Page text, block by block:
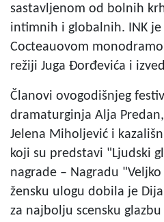
sastavljenom od bolnih
intimnih i globalnih. INK je
Cocteauovom
režiji Juga Đorđevića i
Članovi ovogodišnjeg
dramaturginja Alja
Jelena Miholjević i
koji su predstavi "Ljudski
nagrade – Nagradu
žensku ulogu dobila je
za najbolju scensku